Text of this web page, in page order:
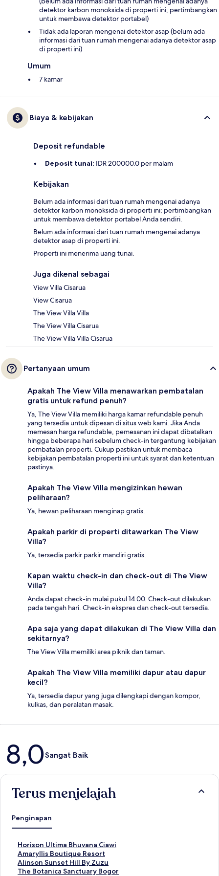
detektor karbon monoksida di properti ini; pertimbangkan
untuk membawa detektor portabel)
Tidak ada laporan mengenai detektor asap (belum ada
informasi dari tuan rumah mengenai adanya detektor asap
di properti ini)
Umum
7 kamar
Biaya & kebijakan
Deposit refundable
Deposit tunai: IDR 200000.0 per malam
Kebijakan
Belum ada informasi dari tuan rumah mengenai adanya
detektor karbon monoksida di properti ini; pertimbangkan
untuk membawa detektor portabel Anda sendiri.
Belum ada informasi dari tuan rumah mengenai adanya
detektor asap di properti ini.
Properti ini menerima uang tunai.
Juga dikenal sebagai
View Villa Cisarua
View Cisarua
The View Villa Villa
The View Villa Cisarua
The View Villa Villa Cisarua
Pertanyaan umum
Apakah The View Villa menawarkan pembatalan
gratis untuk refund penuh?
Ya, The View Villa memiliki harga kamar refundable penuh
yang tersedia untuk dipesan di situs web kami. Jika Anda
memesan harga refundable, pemesanan ini dapat dibatalkan
hingga beberapa hari sebelum check-in tergantung kebijakan
pembatalan properti. Cukup pastikan untuk membaca
kebijakan pembatalan properti ini untuk syarat dan ketentuan
pastinya.
Apakah The View Villa mengizinkan hewan
peliharaan?
Ya, hewan peliharaan menginap gratis.
Apakah parkir di properti ditawarkan The View
Villa?
Ya, tersedia parkir parkir mandiri gratis.
Kapan waktu check-in dan check-out di The View
Villa?
Anda dapat check-in mulai pukul 14.00. Check-out dilakukan
pada tengah hari. Check-in ekspres dan check-out tersedia.
Apa saja yang dapat dilakukan di The View Villa dan
sekitarnya?
The View Villa memiliki area piknik dan taman.
Apakah The View Villa memiliki dapur atau dapur
kecil?
Ya, tersedia dapur yang juga dilengkapi dengan kompor,
kulkas, dan peralatan masak.
Ulasan
8,0Sangat Baik
Terus menjelajah
Penginapan
Horison Ultima Bhuvana Ciawi
T
a
u
t
Amaryllis Boutique Resort
T
a
u
Alinson Sunset Hill By Zuzu
T
a
The Botanica Sanctuary Bogor
T